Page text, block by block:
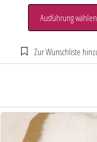
Ausführung wählen